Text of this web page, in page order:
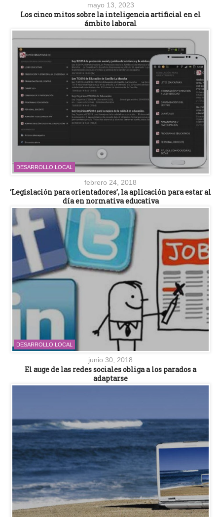
mayo 13, 2023
Los cinco mitos sobre la inteligencia artificial en el
ámbito laboral
DESARROLLO LOCAL
febrero 24, 2018
‘Legislación para orientadores’, la aplicación para estar al
día en normativa educativa
DESARROLLO LOCAL
junio 30, 2018
El auge de las redes sociales obliga a los parados a
adaptarse